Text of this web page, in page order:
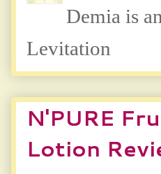
Demia is
Levitation
N'PURE
Lotion